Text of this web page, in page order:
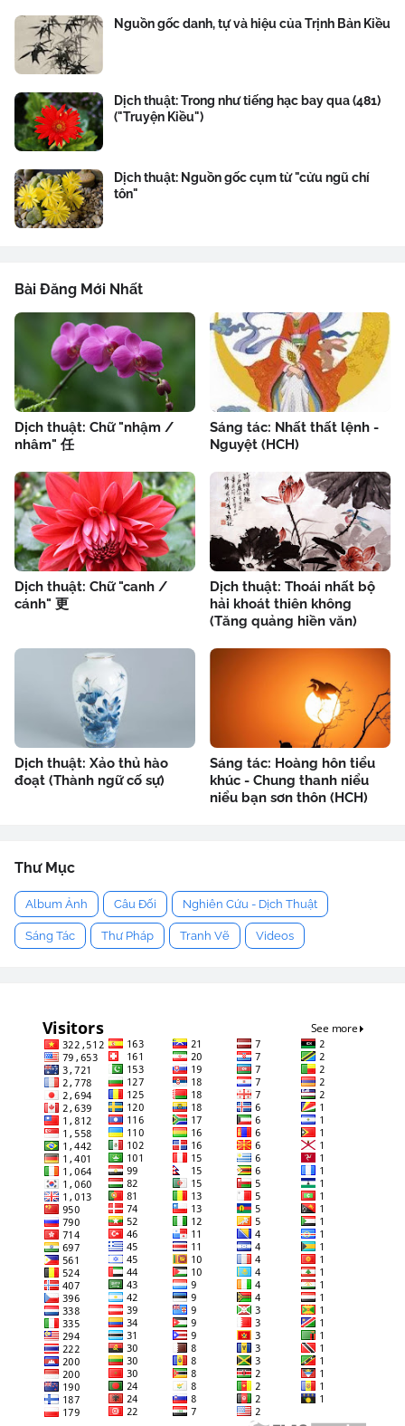
Nguồn gốc danh, tự và hiệu của Trịnh Bản Kiều
Dịch thuật: Trong như tiếng hạc bay qua (481)
("Truyện Kiều")
Dịch thuật: Nguồn gốc cụm từ "cửu ngũ chí
tôn"
Bài Đăng Mới Nhất
Dịch thuật: Chữ "nhậm /
nhâm" 任
Sáng tác: Nhất thất lệnh -
Nguyệt (HCH)
Dịch thuật: Chữ "canh /
cánh" 更
Dịch thuật: Thoái nhất bộ
hải khoát thiên không
(Tăng quảng hiền văn)
Dịch thuật: Xảo thủ hào
đoạt (Thành ngữ cố sự)
Sáng tác: Hoàng hôn tiểu
khúc - Chung thanh niểu
niểu bạn sơn thôn (HCH)
Thư Mục
Album Ảnh Câu Đối Nghiên Cứu - Dịch Thuật
Sáng Tác Thư Pháp Tranh Vẽ Videos